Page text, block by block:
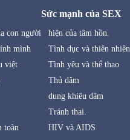
con người
mình
việt
toàn
Sức mạnh của SEX
hiện của tâm hồn.
Tình dục và thiên nhiên
Tình yêu và thể thao
Thủ dâm
dung khiêu dâm
Tránh thai.
HIV và AIDS